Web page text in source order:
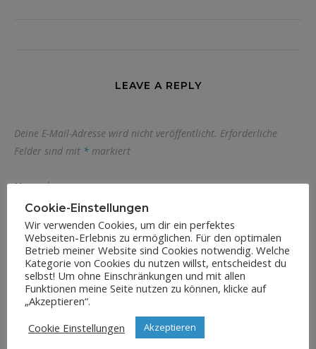
LEAVE A REPLY
Deine E-Mail-Adresse wird nicht veröffentlicht. Erforderliche
Felder sind mit * markiert
Name*
E-Mail-Adresse*
Cookie-Einstellungen
Wir verwenden Cookies, um dir ein perfektes
Webseiten-Erlebnis zu ermöglichen. Für den optimalen
Betrieb meiner Website sind Cookies notwendig. Welche
Kategorie von Cookies du nutzen willst, entscheidest du
selbst! Um ohne Einschränkungen und mit allen
Funktionen meine Seite nutzen zu können, klicke auf
„Akzeptieren“.
Cookie Einstellungen
Akzeptieren